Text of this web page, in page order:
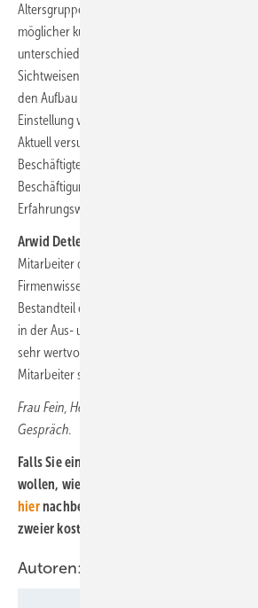
Altersgruppen. Es würde ja gar keinen Sinn
möglicher künftiger MitarbeiterInnen künstlich
unterschiedlichen
Sichtweisen und auch Kenntnisse mit ein.
den Aufbau einer nachhaltigen
Einstellung von MitarbeiterInnen
Aktuell versuchen wir übrigens – wie ja auch
Beschäftigten über den
Beschäftigungsmodelle zu bieten, so dass sie
Erfahrungswissen noch etwas länger erhalten
Arwid Detlefs:
Mitarbeiter dazuzugewinnen. Deren Erfahrung
Firmenwissen zu transferieren, sollte eigentlich
Bestandteil einer cleveren Personalpolitik sein.
in der Aus- und Weiterbildung
sehr wertvolles Mittel zum schnelleren
Mitarbeiter sein.
Frau Fein, Herr Detlefs, Herr Pitschke, vielen
Gespräch.
Falls Sie ein bereits erschienenes Heft
wollen, wie beispielweise die
hiernachbestellen. Nutzen Sie außerdem
zweier kostenloser Probehefte.
Autoren: